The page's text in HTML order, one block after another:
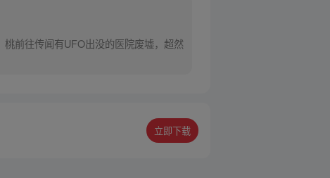
前往传闻有UFO出没的医院废墟，超然
立即下载